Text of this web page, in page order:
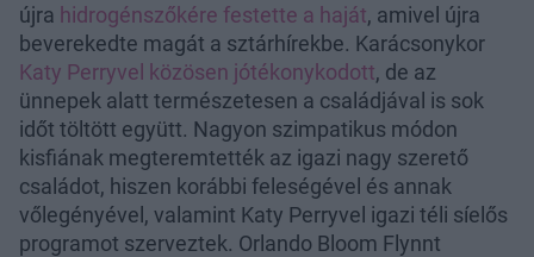
újra hidrogénszőkére festette a haját, amivel újra
beverekedte magát a sztárhírekbe. Karácsonykor
Katy Perryvel közösen jótékonykodott, de az
ünnepek alatt természetesen a családjával is sok
időt töltött együtt. Nagyon szimpatikus módon
kisfiának megteremtették az igazi nagy szerető
családot, hiszen korábbi feleségével és annak
vőlegényével, valamint Katy Perryvel igazi téli síelős
programot szerveztek. Orlando Bloom Flynnt